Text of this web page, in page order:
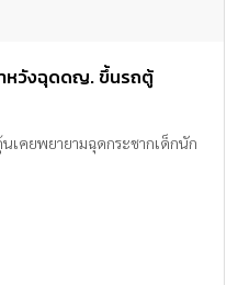
หวังฉุดดญ. ขึ้นรถตู้
เคยพยายามฉุดกระชากเด็กนัก